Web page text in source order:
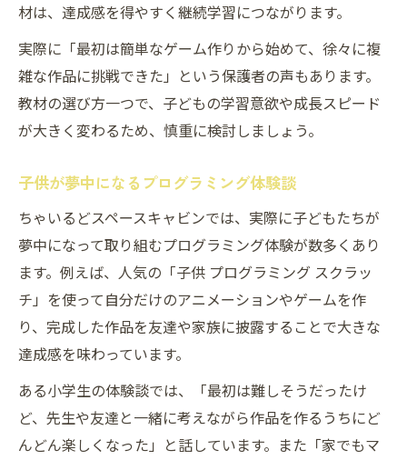
材は、達成感を得やすく継続学習につながります。
実際に「最初は簡単なゲーム作りから始めて、徐々に複
雑な作品に挑戦できた」という保護者の声もあります。
教材の選び方一つで、子どもの学習意欲や成長スピード
が大きく変わるため、慎重に検討しましょう。
子供が夢中になるプログラミング体験談
ちゃいるどスペースキャビンでは、実際に子どもたちが
夢中になって取り組むプログラミング体験が数多くあり
ます。例えば、人気の「子供 プログラミング スクラッ
チ」を使って自分だけのアニメーションやゲームを作
り、完成した作品を友達や家族に披露することで大きな
達成感を味わっています。
ある小学生の体験談では、「最初は難しそうだったけ
ど、先生や友達と一緒に考えながら作品を作るうちにど
んどん楽しくなった」と話しています。また「家でもマ